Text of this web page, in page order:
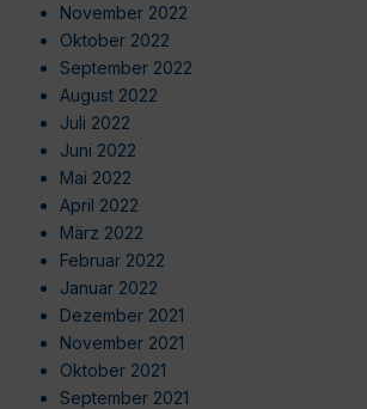
November 2022
Oktober 2022
September 2022
August 2022
Juli 2022
Juni 2022
Mai 2022
April 2022
März 2022
Februar 2022
Januar 2022
Dezember 2021
November 2021
Oktober 2021
September 2021